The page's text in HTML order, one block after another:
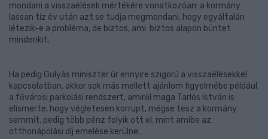
mondani a visszaélések mértékére vonatkozóan: a kormány
lassan tíz év után azt se tudja megmondani, hogy egyáltalán
létezik-e a probléma, de biztos, ami biztos alapon büntet
mindenkit.
Ha pedig Gulyás miniszter úr ennyire szigorú a visszaélésekkel
kapcsolatban, akkor sok más mellett ajánlom figyelmébe például
a fővárosi parkolási rendszert, amiről maga Tarlós István is
elismerte, hogy végletesen korrupt, mégse tesz a kormány
semmit, pedig több pénz folyik ott el, mint amibe az
otthonápolási díj emelése kerülne.